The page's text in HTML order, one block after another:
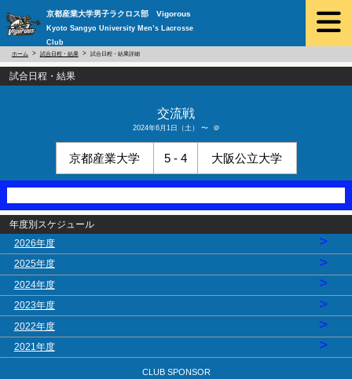
京都産業大学男子ラクロス部 Vigorous
Kyoto Sangyo University Men’s Lacrosse
Club
ホーム 試合日程・結果 試合日程・結果詳細
試合日程・結果
交流戦
2024年6月1日（土） 〜 ＠
京都産業大学 5 - 4 大阪公立大学
年度別スケジュール
2026年度
>
2025年度 >
2024年度 >
2023年度 >
2022年度 >
2021年度 >
CLUB SPONSOR